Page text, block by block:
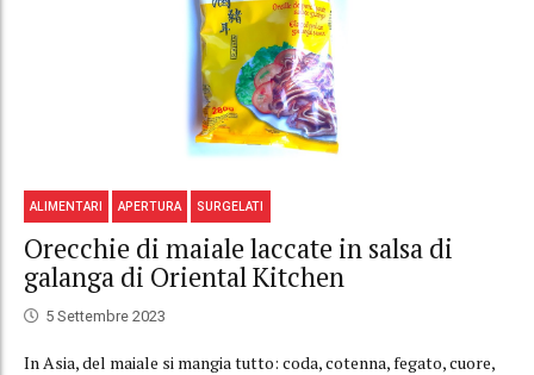
ALIMENTARI APERTURA SURGELATI
Orecchie di maiale laccate in salsa di
galanga di Oriental Kitchen
5 Settembre 2023
In Asia, del maiale si mangia tutto: coda, cotenna, fegato, cuore,